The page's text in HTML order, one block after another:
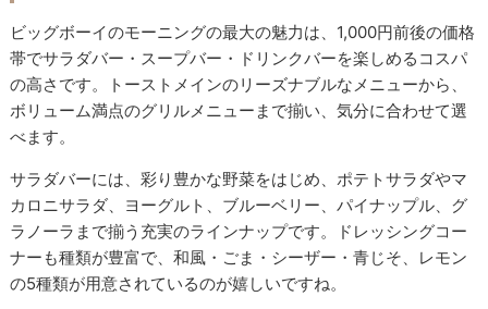
ビッグボーイのモーニングの最大の魅力は、1,000円前後の価格
帯でサラダバー・スープバー・ドリンクバーを楽しめるコスパ
の高さです。トーストメインのリーズナブルなメニューから、
ボリューム満点のグリルメニューまで揃い、気分に合わせて選
べます。
サラダバーには、彩り豊かな野菜をはじめ、ポテトサラダやマ
カロニサラダ、ヨーグルト、ブルーベリー、パイナップル、グ
ラノーラまで揃う充実のラインナップです。ドレッシングコー
ナーも種類が豊富で、和風・ごま・シーザー・青じそ、レモン
の5種類が用意されているのが嬉しいですね。